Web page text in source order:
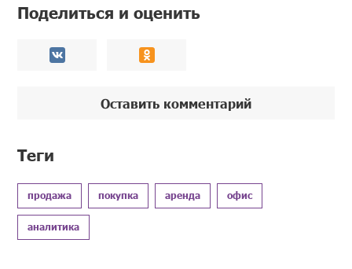
Поделиться и оценить
Оставить комментарий
Теги
продажа покупка аренда офис
аналитика